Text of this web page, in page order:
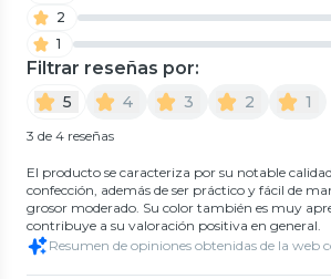
2
1
Filtrar reseñas por:
5 4 3 2 1
3 de 4 reseñas
El producto se caracteriza por su notable
confección, además de ser práctico y fácil de
grosor moderado. Su color también es muy
contribuye a su valoración positiva en general.
Resumen de opiniones obtenidas de la web